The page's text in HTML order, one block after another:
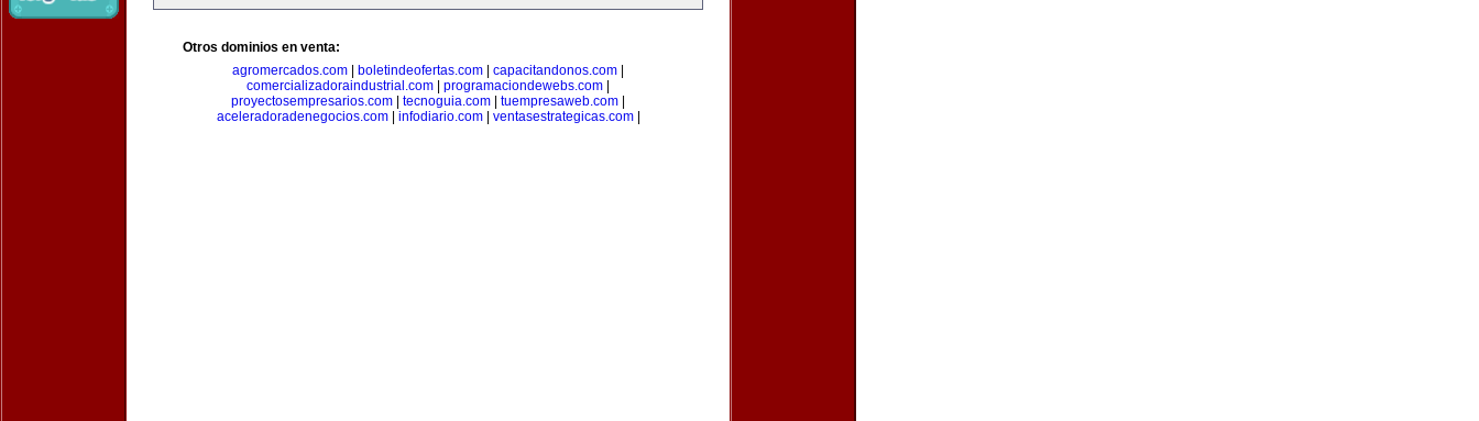
Otros dominios en venta:
agromercados.com
boletindeofertas.com capacitandonos.com
comercializadoraindustrial.com
programaciondewebs.com
proyectosempresarios.com
tecnoguia.com tuempresaweb.com
aceleradoradenegocios.com| infodiario.com| ventasestrategicas.com|